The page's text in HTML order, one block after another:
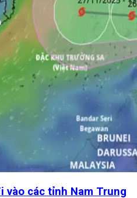
vào các tỉnh Nam Trung